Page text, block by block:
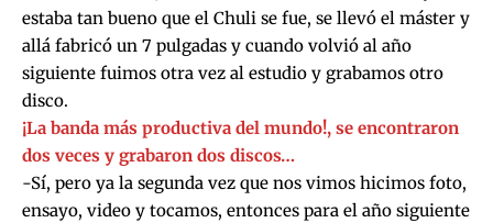
estaba tan bueno que el Chuli se fue, se llevó el máster y
allá fabricó un 7 pulgadas y cuando volvió al año
siguiente fuimos otra vez al estudio y grabamos otro
disco.
¡La banda más productiva del mundo!, se encontraron
dos veces y grabaron dos discos…
-Sí, pero ya la segunda vez que nos vimos hicimos foto,
ensayo, video y tocamos, entonces para el año siguiente